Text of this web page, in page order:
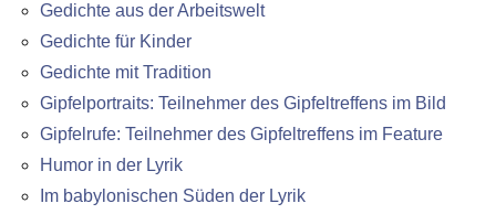
Gedichte aus der Arbeitswelt
Gedichte für Kinder
Gedichte mit Tradition
Gipfelportraits: Teilnehmer des Gipfeltreffens im Bild
Gipfelrufe: Teilnehmer des Gipfeltreffens im Feature
Humor in der Lyrik
Im babylonischen Süden der Lyrik